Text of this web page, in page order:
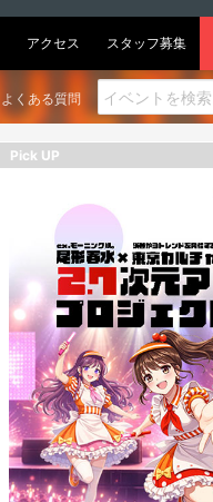
アクセス スタッフ募集
よくある質問
Pick UP